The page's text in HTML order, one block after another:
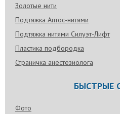
Золотые нити
Подтяжка Аптос-нитями
Подтяжка нитями Силуэт-Лифт
Пластика подбородка
Страничка анестезиолога
БЫСТРЫЕ
Фото